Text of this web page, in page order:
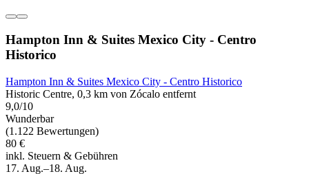
Hampton Inn & Suites Mexico City - Centro
Historico
Hampton Inn & Suites Mexico City - Centro Historico
Historic Centre, 0,3 km von Zócalo entfernt
9,0/10
Wunderbar
(1.122 Bewertungen)
80 €
inkl. Steuern & Gebühren
17. Aug.–18. Aug.